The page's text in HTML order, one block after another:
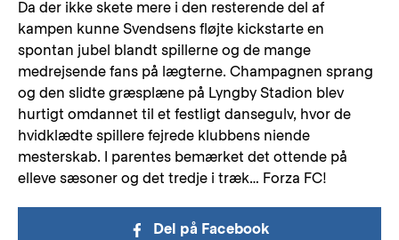
Da der ikke skete mere i den resterende del af
kampen kunne Svendsens fløjte kickstarte en
spontan jubel blandt spillerne og de mange
medrejsende fans på lægterne. Champagnen sprang
og den slidte græsplæne på Lyngby Stadion blev
hurtigt omdannet til et festligt dansegulv, hvor de
hvidklædte spillere fejrede klubbens niende
mesterskab. I parentes bemærket det ottende på
elleve sæsoner og det tredje i træk… Forza FC!
Del på Facebook